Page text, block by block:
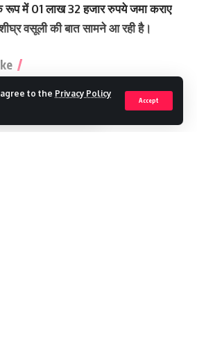
agree to the Privacy Policy
Accept
में 01 लाख 32 हजार रुपये जमा कराए
वसूली की बात सामने आ रही है।
में पूरी तरह प्रतिबंध, पनीर-घी के नाम पर
सुरक्षा का भरोसा, 9.87 लाख लाभार्थियों के